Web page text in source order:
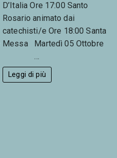
D’Italia Ore 17:00 Santo
Rosario animato dai
catechisti/e Ore 18:00 Santa
Messa Martedì 05 Ottobre
…
Leggi di più